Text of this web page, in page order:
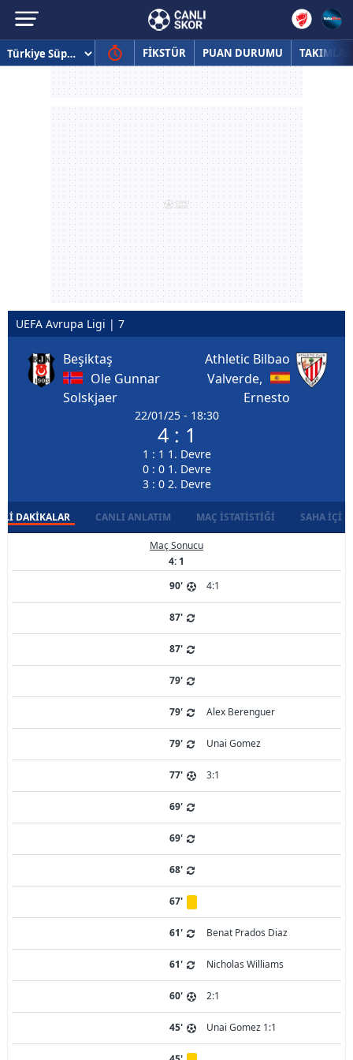
FİKSTÜR PUAN DURUMU TAKIMLAR
UEFA Avrupa Ligi | 7
Beşiktaş
Ole Gunnar
Solskjaer
22/01/25 - 18:30
4 : 1
1 : 1 1. Devre
0 : 0 1. Devre
3 : 0 2. Devre
Athletic Bilbao
Valverde,
Ernesto
DAKIKALAR CANLI ANLATIM MAÇ İSTATISTIĞI SAHA İÇI
Maç Sonucu
4: 1
90'
4:1
87'
87'
79'
79' Alex Berenguer
79' Unai Gomez
77' 3:1
69'
69'
68'
67'
61' Benat Prados Diaz
61' Nicholas Williams
60' 2:1
45' Unai Gomez 1:1